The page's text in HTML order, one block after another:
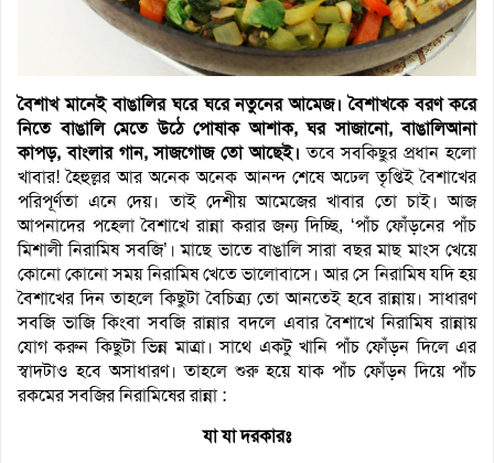
বৈশাখ মানেই বাঙালির ঘরে ঘরে নতুনের আমেজ। বৈশাখকে বরণ করে
নিতে বাঙালি মেতে উঠে পোষাক আশাক, ঘর সাজানো, বাঙালিআনা
কাপড়, বাংলার গান, সাজগোজ তো আছেই। তবে সবকিছুর প্রধান হলো
খাবার! হৈহুল্লর আর অনেক অনেক আনন্দ শেষে অঢেল তৃপ্তিই বৈশাখের
পরিপূর্ণতা এনে দেয়। তাই দেশীয় আমেজের খাবার তো চাই। আজ
আপনাদের পহেলাবৈশাখে রান্না করার জন্য দিচ্ছি, ‘পাঁচ ফোঁড়নের পাঁচ
মিশালী নিরামিষ সবজি’। মাছে ভাতে বাঙালি সারা বছর মাছ মাংস খেয়ে
কোনো কোনো সময় নিরামিষ খেতে ভালোবাসে।আর সে নিরামিষ যদি হয়
বৈশাখের দিন তাহলে কিছুটা বৈচিত্র্য তো আনতেই হবে রান্নায়। সাধারণ
সবজি ভাজি কিংবা সবজি রান্নার বদলে এবার বৈশাখে নিরামিষ রান্নায়
যোগ করুন কিছুটা ভিন্ন মাত্রা।সাথে একটু খানি পাঁচ ফোঁড়ন দিলে এর
স্বাদটাও হবে অসাধারণ। তাহলে শুরু হয়ে যাক পাঁচ ফোঁড়ন দিয়ে পাঁচ
রকমের সবজির নিরামিষের রান্না :
যা যা দরকারঃ